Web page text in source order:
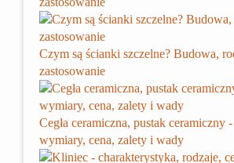
Czym są ścianki szczelne? Budowa,
zastosowanie
Cegła ceramiczna, pustak ceramiczny
wymiary, cena, zalety i wady